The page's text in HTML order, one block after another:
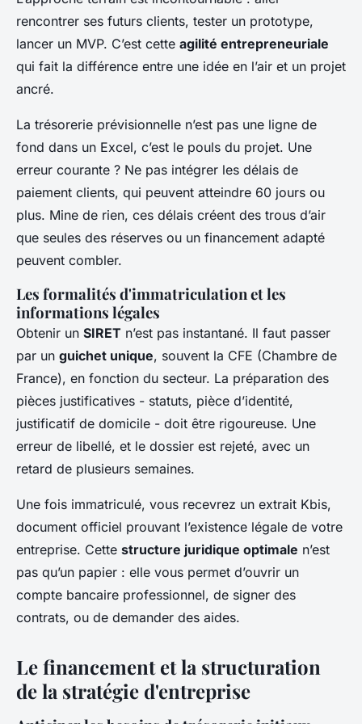
rencontrer ses futurs clients, tester un prototype,
lancer un MVP. C’est cette agilité entrepreneuriale
qui fait la différence entre une idée en l’air et un projet
ancré.
La trésorerie prévisionnelle n’est pas une ligne de
fond dans un Excel, c’est le pouls du projet. Une
erreur courante ? Ne pas intégrer les délais de
paiement clients, qui peuvent atteindre 60 jours ou
plus. Mine de rien, ces délais créent des trous d’air
que seules des réserves ou un financement adapté
peuvent combler.
Les formalités d'immatriculation et les
informations légales
Obtenir un SIRET n’est pas instantané. Il faut passer
par un guichet unique, souvent la CFE (Chambre de
France), en fonction du secteur. La préparation des
pièces justificatives - statuts, pièce d’identité,
justificatif de domicile - doit être rigoureuse. Une
erreur de libellé, et le dossier est rejeté, avec un
retard de plusieurs semaines.
Une fois immatriculé, vous recevrez un extrait Kbis,
document officiel prouvant l’existence légale de votre
entreprise. Cette structure juridique optimale n’est
pas qu’un papier : elle vous permet d’ouvrir un
compte bancaire professionnel, de signer des
contrats, ou de demander des aides.
Le financement et la structuration
de la stratégie d'entreprise